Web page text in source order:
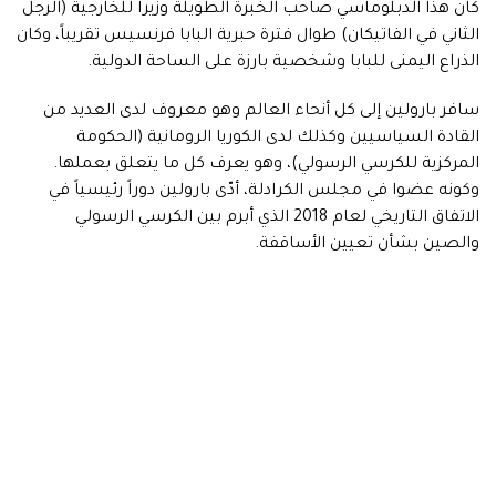
كان هذا الدبلوماسي صاحب الخبرة الطويلة وزيراً للخارجية (الرجل
الثاني في الفاتيكان) طوال فترة حبرية البابا فرنسيس تقريباً، وكان
الذراع اليمنى للبابا وشخصية بارزة على الساحة الدولية.
سافر بارولين إلى كل أنحاء العالم وهو معروف لدى العديد من
القادة السياسيين وكذلك لدى الكوريا الرومانية (الحكومة
المركزية للكرسي الرسولي)، وهو يعرف كل ما يتعلق بعملها.
وكونه عضوا في مجلس الكرادلة، أدّى بارولين دوراً رئيسياً في
الاتفاق التاريخي لعام 2018 الذي أبرم بين الكرسي الرسولي
والصين بشأن تعيين الأساقفة.